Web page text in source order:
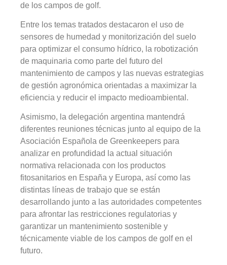
de los campos de golf.
Entre los temas tratados destacaron el uso de
sensores de humedad y monitorización del suelo
para optimizar el consumo hídrico, la robotización
de maquinaria como parte del futuro del
mantenimiento de campos y las nuevas estrategias
de gestión agronómica orientadas a maximizar la
eficiencia y reducir el impacto medioambiental.
Asimismo, la delegación argentina mantendrá
diferentes reuniones técnicas junto al equipo de la
Asociación Española de Greenkeepers para
analizar en profundidad la actual situación
normativa relacionada con los productos
fitosanitarios en España y Europa, así como las
distintas líneas de trabajo que se están
desarrollando junto a las autoridades competentes
para afrontar las restricciones regulatorias y
garantizar un mantenimiento sostenible y
técnicamente viable de los campos de golf en el
futuro.